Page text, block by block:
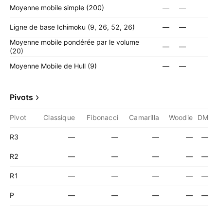
Moyenne mobile simple (200) — —
Ligne de base Ichimoku (9, 26, 52, 26) —
—
Moyenne mobile pondérée par le volume
(20)
— —
Moyenne Mobile de Hull (9) — —
Pivots
Pivot Classique Fibonacci Camarilla Woodie DM
R3 — — — — —
R2 — — — — —
R1 — — — — —
P — — — — —